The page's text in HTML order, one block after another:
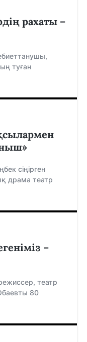
рахаты –
туған
сіңірген
драма театр
–
театр
80